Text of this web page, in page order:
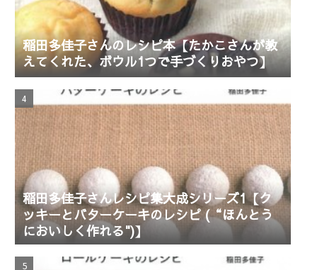
稲田多佳子さんのレシピ本【たかこさんが教
えてくれた、ボウル1つで手づくりおやつ】
稲田多佳子さんレシピ集大成シリーズ1【ク
ッキーとバターケーキのレシピ (“ほんとう
においしく作れる")】